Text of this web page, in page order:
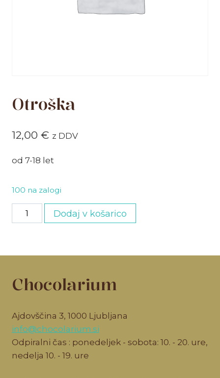
Otroška
12,00 € z DDV
od 7-18 let
100 na zalogi
Otroška
količina
Dodaj v košarico
Chocolarium
Ajdovščina 3, 1000 Ljubljana
info@chocolarium.si
Odpiralni čas : ponedeljek - sobota: 10. - 20. ure,
nedelja 10. - 19. ure